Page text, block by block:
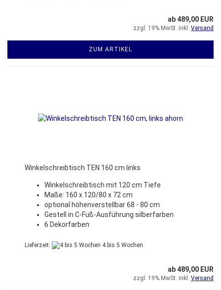
ab 489,00 EUR
zzgl. 19% MwSt. inkl. Versand
ZUM ARTIKEL
Winkelschreibtisch TEN 160 cm links
Winkelschreibtisch mit 120 cm Tiefe
Maße: 160 x 120/80 x 72 cm
optional höhenverstellbar 68 - 80 cm
Gestell in C-Fuß-Ausführung silberfarben
6 Dekorfarben
Lieferzeit: 4 bis 5 Wochen
ab 489,00 EUR
zzgl. 19% MwSt. inkl. Versand